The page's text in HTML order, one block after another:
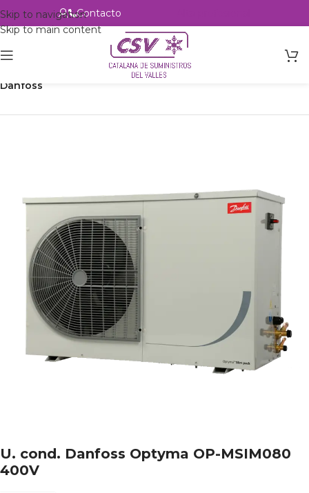
Skip to navigation
Skip to main content
Contacto
Refrigeración Unidades Condensadoras
Danfoss
U. cond. Danfoss Optyma OP-MSIM080
400V